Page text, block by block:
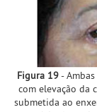
Figura 19-
com elevação da
submetida ao